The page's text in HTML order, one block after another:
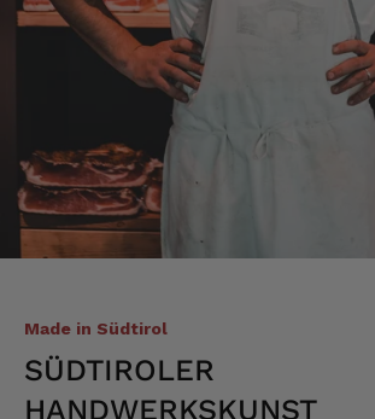
Made in Südtirol
SÜDTIROLER
HANDWERKSKUNST
Die Abläufe sind super einfach.
eine sensationelle Qualität
erfolgt schnell und zuverlässig.
Hans-Jürgen
alles super geschmeckt